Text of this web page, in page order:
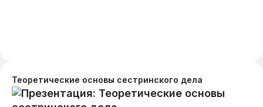
Теоретические основы сестринского дела